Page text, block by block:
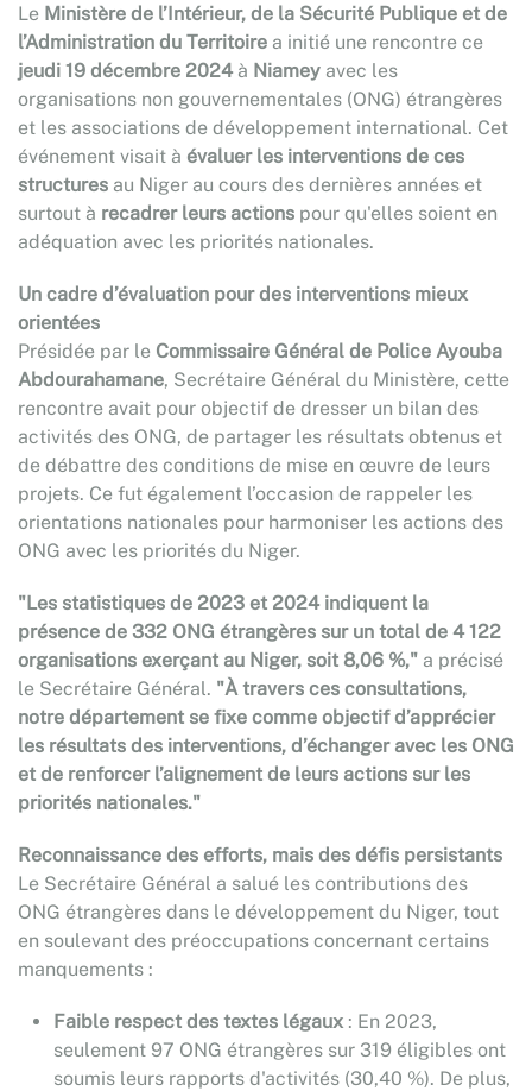
Le Ministère de l’Intérieur, de la Sécurité Publique et de
l’Administration du Territoire a initié une rencontre ce
jeudi 19 décembre 2024à Niamey avec les
organisations non gouvernementales (ONG) étrangères
et les associations de développement international. Cet
événement visait à évaluer les interventions de ces
structures au Niger au cours des dernières années et
surtout à recadrer leurs actions pour qu'elles soient en
adéquation avec les priorités nationales.
Un cadre d’évaluation pour des interventions mieux
orientées
Présidée par le Commissaire Général de Police Ayouba
Abdourahamane, Secrétaire Général du Ministère, cette
rencontre avait pour objectif de dresser un bilan des
activités des ONG, de partager les résultats obtenus et
de débattre des conditions de mise en œuvre de leurs
projets. Ce fut également l’occasion de rappeler les
orientations nationales pour harmoniser les actions des
ONG avec les priorités du Niger.
"Les statistiques de 2023 et 2024 indiquent la
présence de 332 ONG étrangères sur un total de 4 122
organisations exerçant au Niger, soit 8,06 %," a précisé
le Secrétaire Général. "À travers ces consultations,
notre département se fixe comme objectif d’apprécier
les résultats des interventions, d’échanger avec les ONG
et de renforcer l’alignement de leurs actions sur les
priorités nationales."
Reconnaissance des efforts, mais des défis persistants
Le Secrétaire Général a salué les contributions des
ONG étrangères dans le développement du Niger, tout
en soulevant des préoccupations concernant certains
manquements :
Faible respect des textes légaux : En 2023,
seulement 97 ONG étrangères sur 319 éligibles ont
soumis leurs rapports d'activités (30,40 %). De plus,